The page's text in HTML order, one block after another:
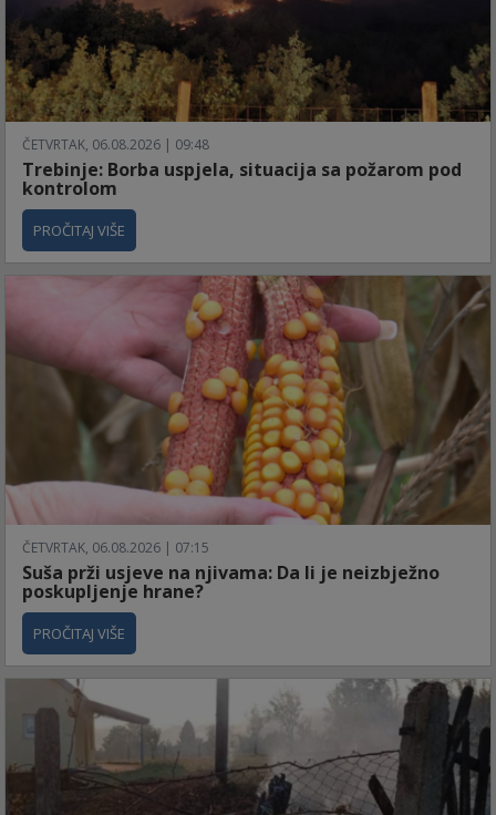
ČETVRTAK, 06.08.2026 | 09:48
Trebinje: Borba uspjela, situacija sa požarom pod
kontrolom
PROČITAJ VIŠE
ČETVRTAK, 06.08.2026 | 07:15
Suša prži usjeve na njivama: Da li je neizbježno
poskupljenje hrane?
PROČITAJ VIŠE